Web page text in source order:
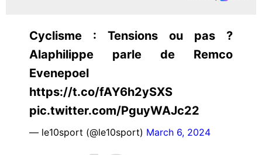
Cyclisme : Tensions ou pas ?
Alaphilippe parle de Remco
Evenepoel
https://t.co/fAY6h2ySXS
pic.twitter.com/PguyWAJc22
— le10sport (@le10sport) March 6, 2024